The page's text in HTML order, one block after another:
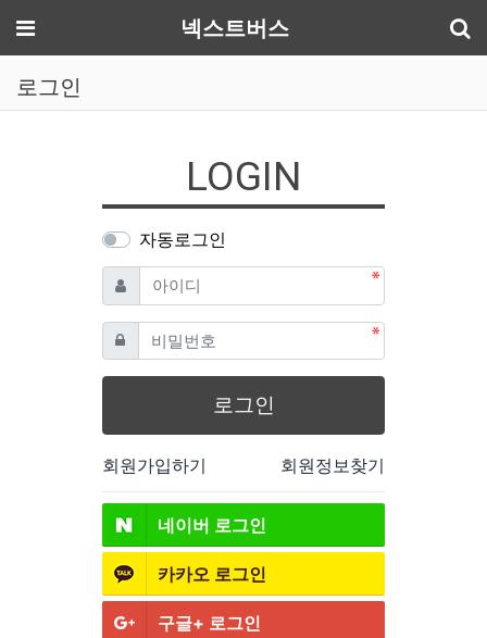
메뉴 넥스트버스
로그인
LOGIN
자동로그인
아이디 필수
비밀번호필수
로그인
회원가입하기 회원정보찾기
네이버 로그인
카카오 로그인
구글+ 로그인